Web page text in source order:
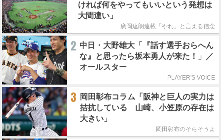
ければ何をやってもいいという発想は
大間違い」
廣岡達朗連載「やれ」と言える信念
2 中日・大野雄大「『話す選手おらへん
な』と思ったら坂本勇人が来た！」／
オールスター
PLAYER'S VOICE
3
岡田彰布コラム「阪神と巨人の実力は
拮抗している 山崎、小笠原の存在は
大きい」
岡田彰布のそらそうよ